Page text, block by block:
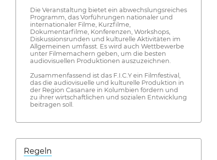
Die Veranstaltung bietet ein abwechslungsreiches
Programm, das Vorführungen nationaler und
internationaler Filme, Kurzfilme,
Dokumentarfilme, Konferenzen, Workshops,
Diskussionsrunden und kulturelle Aktivitäten im
Allgemeinen umfasst. Es wird auch Wettbewerbe
unter Filmemachern geben, um die besten
audiovisuellen Produktionen auszuzeichnen.
Zusammenfassend ist das F.I.C.Y ein Filmfestival,
das die audiovisuelle und kulturelle Produktion in
der Region Casanare in Kolumbien fördern und
zu ihrer wirtschaftlichen und sozialen Entwicklung
beitragen soll.
Regeln